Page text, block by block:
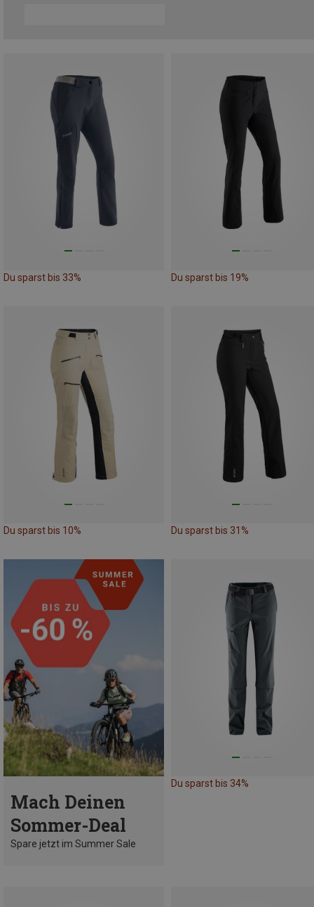
Du sparst bis 33% Du sparst bis 19%
Du sparst bis 10% Du sparst bis 31%
Mach Deinen
Sommer-Deal
Spare jetzt im Summer Sale
Du sparst bis 34%